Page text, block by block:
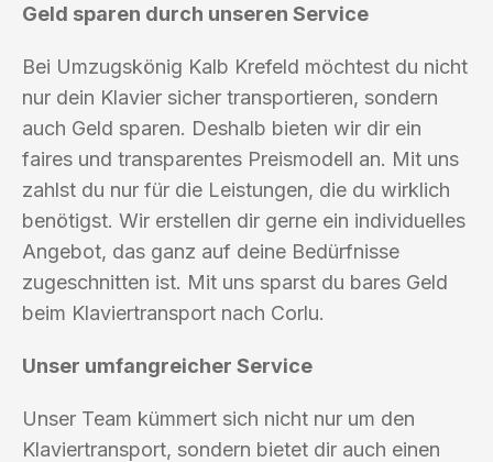
Geld sparen durch unseren Service
Bei Umzugskönig Kalb Krefeld möchtest du nicht
nur dein Klavier sicher transportieren, sondern
auch Geld sparen. Deshalb bieten wir dir ein
faires und transparentes Preismodell an. Mit uns
zahlst du nur für die Leistungen, die du wirklich
benötigst. Wir erstellen dir gerne ein individuelles
Angebot, das ganz auf deine Bedürfnisse
zugeschnitten ist. Mit uns sparst du bares Geld
beim Klaviertransport nach Corlu.
Unser umfangreicher Service
Unser Team kümmert sich nicht nur um den
Klaviertransport, sondern bietet dir auch einen